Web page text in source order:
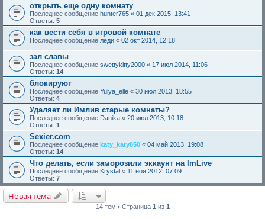
открыть еще одну комнату
Последнее сообщение hunter765 « 01 дек 2015, 13:41
Ответы: 5
как вести себя в игровой комнате
Последнее сообщение леди « 02 окт 2014, 12:18
зал славы
Последнее сообщение swettykitty2000 « 17 июл 2014, 11:06
Ответы: 14
блокируют
Последнее сообщение Yulya_elle « 30 июл 2013, 18:55
Ответы: 4
Удаляет ли Имлив старые комнаты?
Последнее сообщение Danika « 20 июл 2013, 10:18
Ответы: 1
Sexier.com
Последнее сообщение katy_katy850 « 04 май 2013, 19:08
Ответы: 14
Что делать, если заморозили эккаунт на ImLive
Последнее сообщение Krystal « 11 ноя 2012, 07:09
Ответы: 7
Новая тема
14 тем • Страница 1 из 1